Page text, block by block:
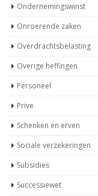
Ondernemingswinst
Onroerende zaken
Overdrachtsbelasting
Overige heffingen
Personeel
Prive
Schenken en erven
Sociale verzekeringen
Subsidies
Successiewet